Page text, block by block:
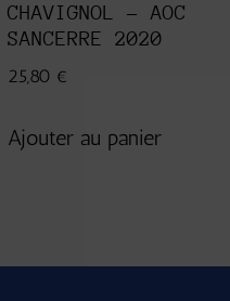
CHAVIGNOL – AOC
SANCERRE 2020
25,80 €
Ajouter au panier